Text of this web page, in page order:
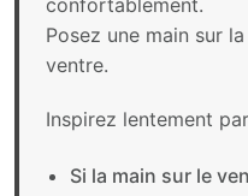
confortablement.
Posez une main sur
ventre.
Inspirez lentement
Si la main sur le